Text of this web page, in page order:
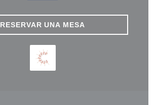
RESERVAR UNA MESA